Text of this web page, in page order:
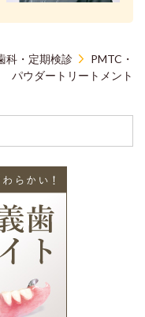
科・定期検診
PMTC・
パウダートリートメント